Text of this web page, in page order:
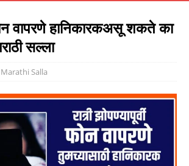
वापरणे हानिकारकअसू शकते का
सल्ला
Marathi Salla